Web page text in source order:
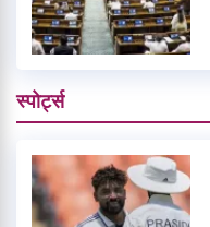
स्पोर्ट्स